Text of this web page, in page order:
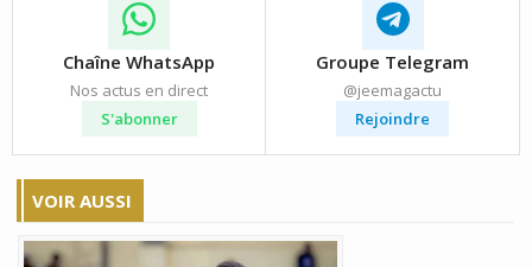
Chaîne WhatsApp
Nos actus en direct
S'abonner
Groupe Telegram
@jeemagactu
Rejoindre
VOIR AUSSI